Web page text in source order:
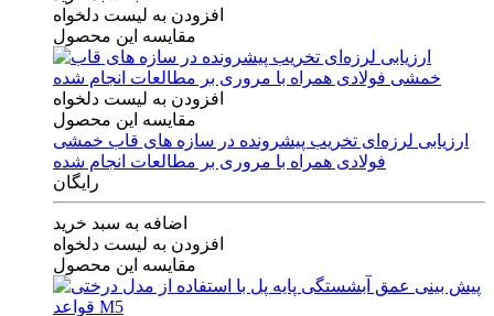
افزودن به لیست دلخواه
مقایسه این محصول
افزودن به لیست دلخواه
مقایسه این محصول
ارزیابی لرزه‌ای تخریب پیشرونده در سازه های قاب خمشی
فولادی همراه با مروری بر مطالعات انجام شده
رایگان
اضافه به سبد خرید
افزودن به لیست دلخواه
مقایسه این محصول